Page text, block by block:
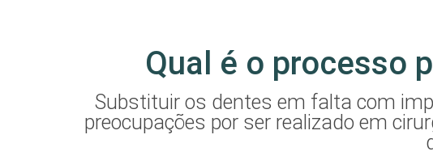
Qual é o processo
Substituir os dentes em falta com
preocupações por ser realizado em